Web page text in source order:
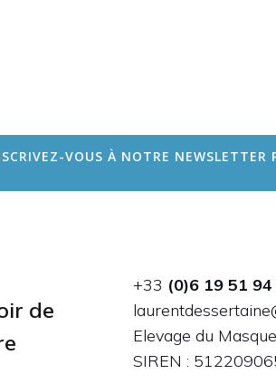
VOUS À NOTRE NEWSLETTER
de
+33 (0)6 19 51 94
Elevage du
SIREN :